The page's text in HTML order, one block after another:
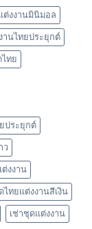
ต่งงานมินิมอล
านไทยประยุกต์
ทย
ประยุกต์
ว
งงาน
ไทยแต่งงานสีเงิน
เช่าชุดแต่งงาน